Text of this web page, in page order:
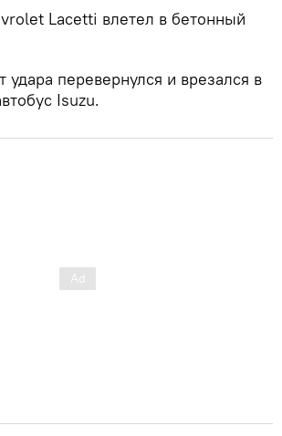
Lacetti влетел в бетонный
удара перевернулся и врезался в
Isuzu.